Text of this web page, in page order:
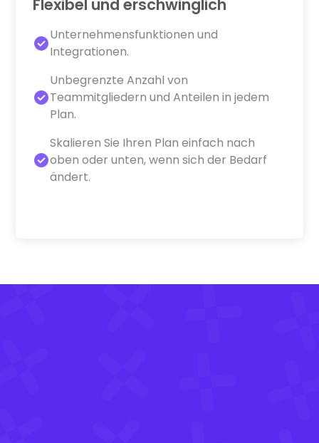
Flexibel und erschwinglich
Unternehmensfunktionen und
Integrationen.
Unbegrenzte Anzahl von
Teammitgliedern und Anteilen in jedem
Plan.
Skalieren Sie Ihren Plan einfach nach
oben oder unten, wenn sich der Bedarf
ändert.